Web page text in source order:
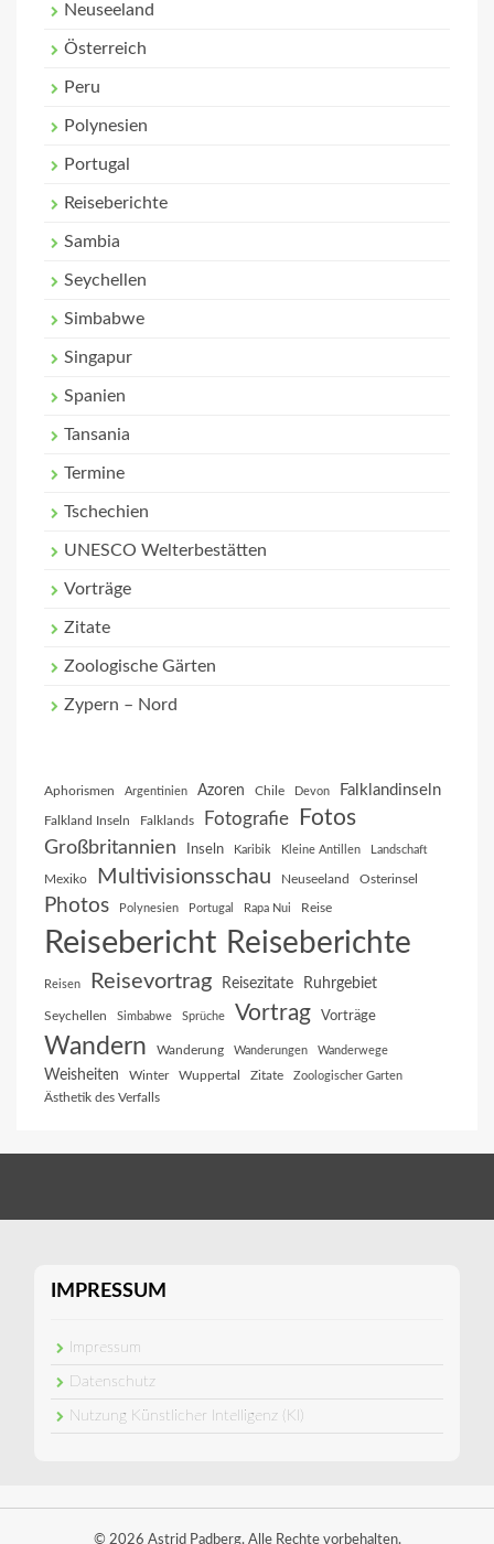
Neuseeland
Österreich
Peru
Polynesien
Portugal
Reiseberichte
Sambia
Seychellen
Simbabwe
Singapur
Spanien
Tansania
Termine
Tschechien
UNESCO Welterbestätten
Vorträge
Zitate
Zoologische Gärten
Zypern – Nord
Aphorismen Argentinien Azoren Chile Devon Falklandinseln
Falkland Inseln Falklands Fotografie Fotos
Großbritannien Inseln Karibik Kleine Antillen Landschaft
Mexiko Multivisionsschau Neuseeland Osterinsel
Photos Polynesien Portugal Rapa Nui Reise
Reisebericht Reiseberichte
Reisen Reisevortrag Reisezitate Ruhrgebiet
Seychellen Simbabwe Sprüche Vortrag Vorträge
Wandern Wanderung Wanderungen Wanderwege
Weisheiten Winter Wuppertal Zitate Zoologischer Garten
Ästhetik des Verfalls
IMPRESSUM
Impressum
Datenschutz
Nutzung Künstlicher Intelligenz (KI)
© 2026 Astrid Padberg. Alle Rechte vorbehalten.